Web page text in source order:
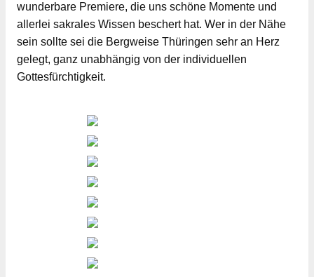
wunderbare Premiere, die uns schöne Momente und
allerlei sakrales Wissen beschert hat. Wer in der Nähe
sein sollte sei die Bergweise Thüringen sehr an Herz
gelegt, ganz unabhängig von der individuellen
Gottesfürchtigkeit.